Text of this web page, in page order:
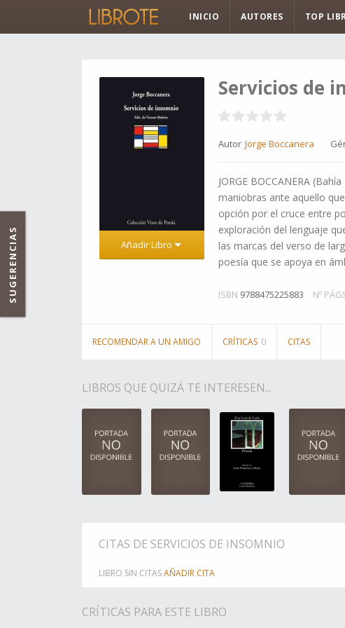
INICIO AUTORES TOP
Añadir Libro
Servicios de
Autor Jorge Boccanera
JORGE BOCCANERA
maniobras ante aquello
opción por el cruce entre
exploración del lenguaje
las marcas del verso de
poesía que se apoya en
ISBN 9788475225883 Nº
RECOMENDAR A UN AMIGO CRÍTICAS 0 CITAS
LIBROS QUE QUIZÁ TE INTERESEN...
CITAS DE SERVICIOS DE INSOMNIO
LIBRO SIN CITASAÑADIR CITA
CRÍTICAS PARA ESTE LIBRO
SUGERENCIAS